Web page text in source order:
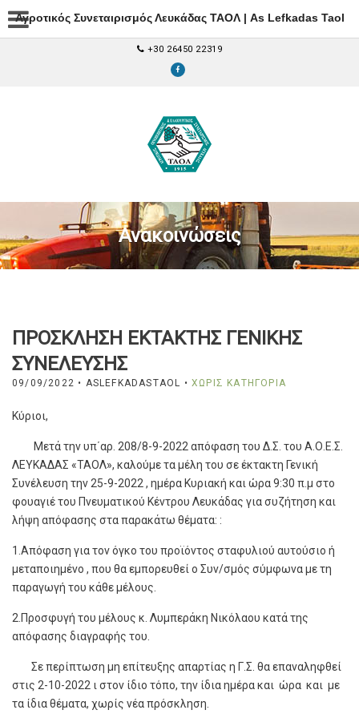
Αγροτικός Συνεταιρισμός Λευκάδας ΤΑΟΛ | As Lefkadas Taol
+30 26450 22319
Ανακοινώσεις
ΠΡΟΣΚΛΗΣΗ ΕΚΤΑΚΤΗΣ ΓΕΝΙΚΗΣ
ΣΥΝΕΛΕΥΣΗΣ
09/09/2022 • ASLEFKADASTAOL • ΧΩΡΊΣ ΚΑΤΗΓΟΡΊΑ
Κύριοι,
Μετά την υπ΄αρ. 208/8-9-2022 απόφαση του Δ.Σ. του Α.Ο.Ε.Σ.
ΛΕΥΚΑΔΑΣ «ΤΑΟΛ», καλούμε τα μέλη του σε έκτακτη Γενική
Συνέλευση την 25-9-2022 , ημέρα Κυριακή και ώρα 9:30 π.μ στο
φουαγιέ του Πνευματικού Κέντρου Λευκάδας για συζήτηση και
λήψη απόφασης στα παρακάτω θέματα: :
1.Απόφαση για τον όγκο του προϊόντος σταφυλιού αυτούσιο ή
μεταποιημένο , που θα εμπορευθεί ο Συν/σμός σύμφωνα με τη
παραγωγή του κάθε μέλους.
2.Προσφυγή του μέλους κ. Λυμπεράκη Νικόλαου κατά της
απόφασης διαγραφής του.
Σε περίπτωση μη επίτευξης απαρτίας η Γ.Σ. θα επαναληφθεί
στις 2-10-2022 ι στον ίδιο τόπο, την ίδια ημέρα και ώρα και με
τα ίδια θέματα, χωρίς νέα πρόσκληση.